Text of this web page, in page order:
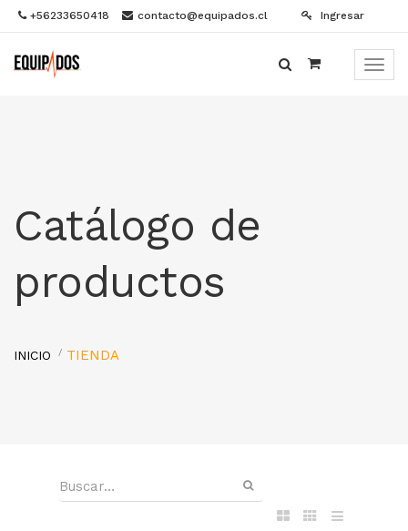
+56233650418 contacto@equipados.cl Ingresar
Menú
Catálogo de
productos
INICIO TIENDA